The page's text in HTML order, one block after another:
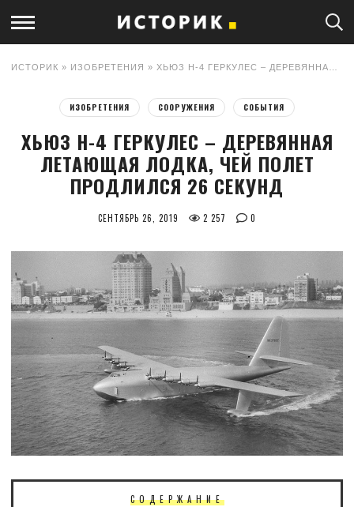
ИСТОРИК » ИЗОБРЕТЕНИЯ » ХЬЮЗ Н-4 ГЕРКУЛЕС – ДЕРЕВЯННАЯ ЛЕТАЮЩАЯ ЛОДКА, ЧЕЙ ПОЛЕТ ПРОДЛИЛСЯ 26 СЕКУНД
ИЗОБРЕТЕНИЯ СООРУЖЕНИЯ СОБЫТИЯ
ХЬЮЗ Н-4 ГЕРКУЛЕС – ДЕРЕВЯННАЯ
ЛЕТАЮЩАЯ ЛОДКА, ЧЕЙ ПОЛЕТ
ПРОДЛИЛСЯ 26 СЕКУНД
СЕНТЯБРЬ 26, 2019 2 257 0
СОДЕРЖАНИЕ